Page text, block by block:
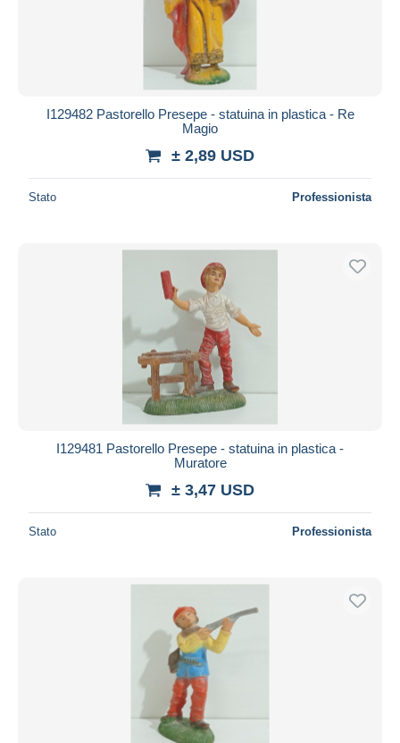
I129482 Pastorello Presepe - statuina in plastica - Re
Magio
± 2,89 USD
Stato Professionista
I129481 Pastorello Presepe - statuina in plastica -
Muratore
± 3,47 USD
Stato Professionista